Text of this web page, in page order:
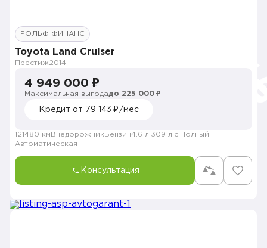
РОЛЬФ ФИНАНС
Toyota Land Cruiser
Престиж2014
4 949 000 ₽
Максимальная выгодадо 225 000 ₽
Кредит от 79 143 ₽/мес
121480 км Внедорожник Бензин4.6 л. 309 л.с. Полный
Автоматическая
Консультация